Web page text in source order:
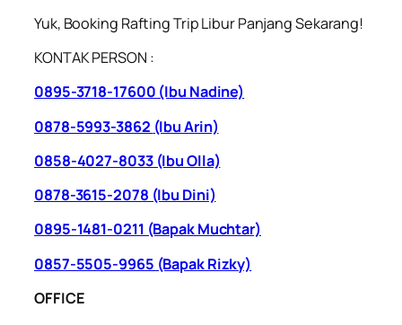
Yuk, Booking Rafting Trip Libur Panjang Sekarang!
KONTAK PERSON :
0895-3718-17600 (Ibu Nadine)
0878-5993-3862 (Ibu Arin)
0858-4027-8033 (Ibu Olla)
0878-3615-2078 (Ibu Dini)
0895-1481-0211 (Bapak Muchtar)
0857-5505-9965 (Bapak Rizky)
OFFICE